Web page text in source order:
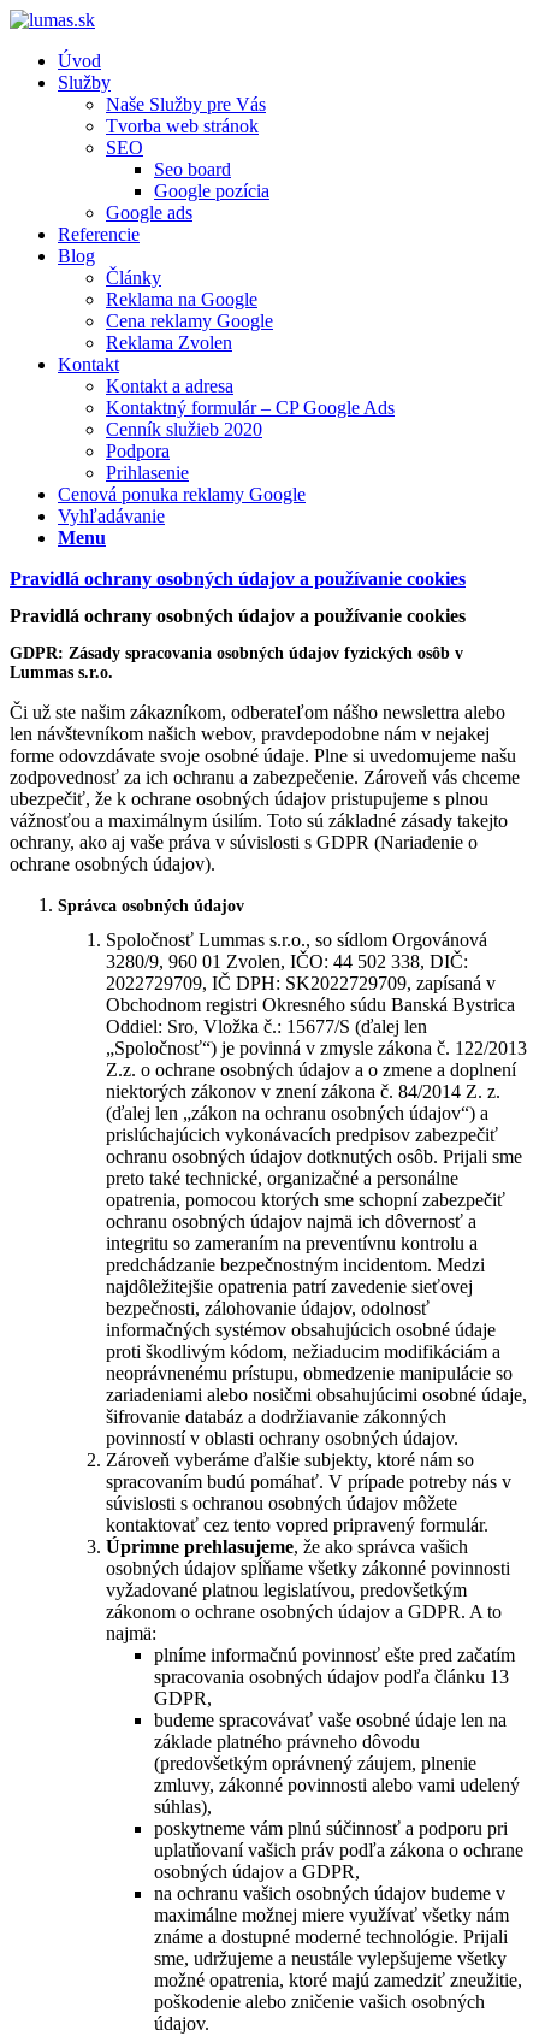
Úvod
Služby
Naše Služby pre Vás
Tvorba web stránok
SEO
Seo board
Google pozícia
Google ads
Referencie
Blog
Články
Reklama na Google
Cena reklamy Google
Reklama Zvolen
Kontakt
Kontakt a adresa
Kontaktný formulár – CP Google Ads
Cenník služieb 2020
Podpora
Prihlasenie
Cenová ponuka reklamy Google
Vyhľadávanie
Menu
Pravidlá ochrany osobných údajov a používanie cookies
Pravidlá ochrany osobných údajov a používanie cookies
GDPR: Zásady spracovania osobných údajov fyzických osôb v
Lummas s.r.o.
Či už ste našim zákazníkom, odberateľom nášho newslettra alebo
len návštevníkom našich webov, pravdepodobne nám v nejakej
forme odovzdávate svoje osobné údaje. Plne si uvedomujeme našu
zodpovednosť za ich ochranu a zabezpečenie. Zároveň vás chceme
ubezpečiť, že k ochrane osobných údajov pristupujeme s plnou
vážnosťou a maximálnym úsilím. Toto sú základné zásady takejto
ochrany, ako aj vaše práva v súvislosti s GDPR (Nariadenie o
ochrane osobných údajov).
Správca osobných údajov
Spoločnosť Lummas s.r.o., so sídlom Orgovánová
3280/9, 960 01 Zvolen, IČO: 44 502 338, DIČ:
2022729709, IČ DPH: SK2022729709, zapísaná v
Obchodnom registri Okresného súdu Banská Bystrica
Oddiel: Sro, Vložka č.: 15677/S (ďalej len
„Spoločnosť“) je povinná v zmysle zákona č. 122/2013
Z.z. o ochrane osobných údajov a o zmene a doplnení
niektorých zákonov v znení zákona č. 84/2014 Z. z.
(ďalej len „zákon na ochranu osobných údajov“) a
prislúchajúcich vykonávacích predpisov zabezpečiť
ochranu osobných údajov dotknutých osôb. Prijali sme
preto také technické, organizačné a personálne
opatrenia, pomocou ktorých sme schopní zabezpečiť
ochranu osobných údajov najmä ich dôvernosť a
integritu so zameraním na preventívnu kontrolu a
predchádzanie bezpečnostným incidentom. Medzi
najdôležitejšie opatrenia patrí zavedenie sieťovej
bezpečnosti, zálohovanie údajov, odolnosť
informačných systémov obsahujúcich osobné údaje
proti škodlivým kódom, nežiaducim modifikáciám a
neoprávnenému prístupu, obmedzenie manipulácie so
zariadeniami alebo nosičmi obsahujúcimi osobné údaje,
šifrovanie databáz a dodržiavanie zákonných
povinností v oblasti ochrany osobných údajov.
Zároveň vyberáme ďalšie subjekty, ktoré nám so
spracovaním budú pomáhať. V prípade potreby nás v
súvislosti s ochranou osobných údajov môžete
kontaktovať cez tento vopred pripravený formulár.
Úprimne prehlasujeme, že ako správca vašich
osobných údajov spĺňame všetky zákonné povinnosti
vyžadované platnou legislatívou, predovšetkým
zákonom o ochrane osobných údajov a GDPR. A to
najmä:
plníme informačnú povinnosť ešte pred začatím
spracovania osobných údajov podľa článku 13
GDPR,
budeme spracovávať vaše osobné údaje len na
základe platného právneho dôvodu
(predovšetkým oprávnený záujem, plnenie
zmluvy, zákonné povinnosti alebo vami udelený
súhlas),
poskytneme vám plnú súčinnosť a podporu pri
uplatňovaní vašich práv podľa zákona o ochrane
osobných údajov a GDPR,
na ochranu vašich osobných údajov budeme v
maximálne možnej miere využívať všetky nám
známe a dostupné moderné technológie. Prijali
sme, udržujeme a neustále vylepšujeme všetky
možné opatrenia, ktoré majú zamedziť zneužitie,
poškodenie alebo zničenie vašich osobných
údajov.